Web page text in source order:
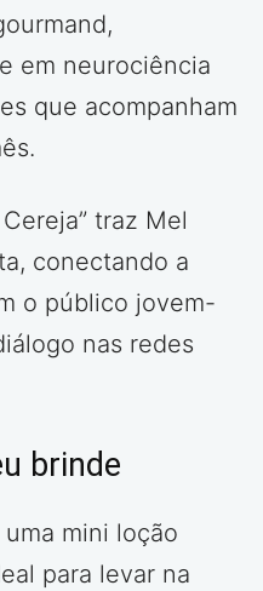
em neurociência
que acompanham
traz Mel
conectando a
o público jovem-
nas redes
brinde
mini loção
para levar na